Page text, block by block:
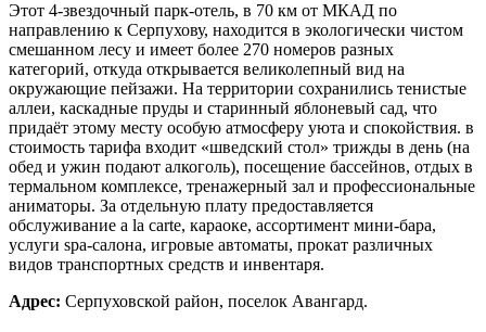
Этот 4-звездочный парк-отель, в 70 км от МКАД по
направлению к Серпухову, находится в экологически чистом
смешанном лесу и имеет более 270 номеров разных
категорий, откуда открывается великолепный вид на
окружающие пейзажи. На территории сохранились тенистые
аллеи, каскадные пруды и старинный яблоневый сад, что
придаёт этому месту особую атмосферу уюта и спокойствия. в
стоимость тарифа входит «шведский стол» трижды в день (на
обед и ужин подают алкоголь), посещение бассейнов, отдых в
термальном комплексе, тренажерный зал и профессиональные
аниматоры. За отдельную плату предоставляется
обслуживание a la carte, караоке, ассортимент мини-бара,
услуги spa-салона, игровые автоматы, прокат различных
видов транспортных средств и инвентаря.
Адрес: Серпуховской район, поселок Авангард.